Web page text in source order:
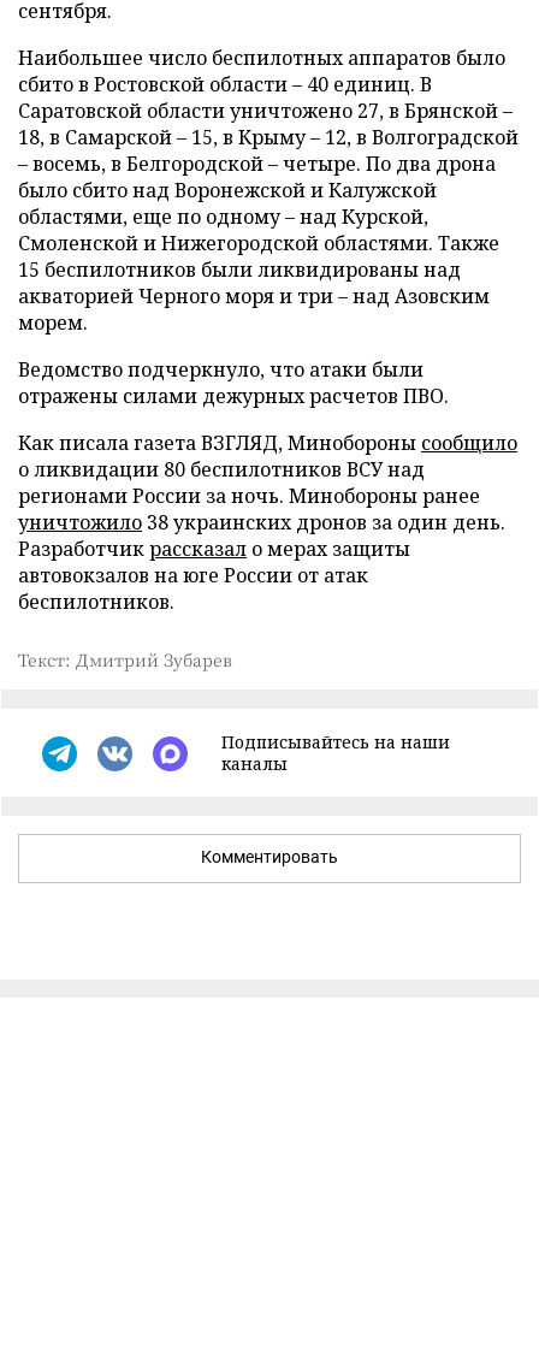
сентября.
Наибольшее число беспилотных аппаратов было
сбито в Ростовской области – 40 единиц. В
Саратовской области уничтожено 27, в Брянской –
18, в Самарской – 15, в Крыму – 12, в Волгоградской
– восемь, в Белгородской – четыре. По два дрона
было сбито над Воронежской и Калужской
областями, еще по одному – над Курской,
Смоленской и Нижегородской областями. Также
15 беспилотников были ликвидированы над
акваторией Черного моря и три – над Азовским
морем.
Ведомство подчеркнуло, что атаки были
отражены силами дежурных расчетов ПВО.
Как писала газета ВЗГЛЯД, Минобороны сообщило
о ликвидации 80 беспилотников ВСУ над
регионами России за ночь. Минобороны ранее
уничтожило 38 украинских дронов за один день.
Разработчикрассказал о мерах защиты
автовокзалов на юге России от атак
беспилотников.
Текст: Дмитрий Зубарев
Подписывайтесь на наши
каналы
Комментировать